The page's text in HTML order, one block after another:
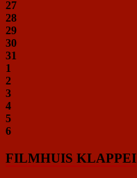
27
28
29
30
31
1
2
3
4
5
6
FILMHUIS KLAPPEI